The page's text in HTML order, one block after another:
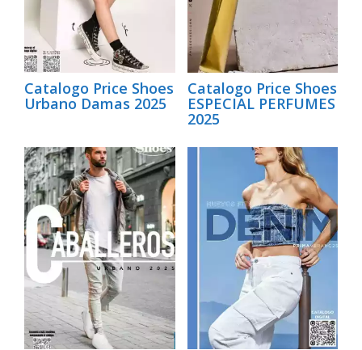
Catalogo Price Shoes
Urbano Damas 2025
Catalogo Price Shoes
ESPECIAL PERFUMES
2025